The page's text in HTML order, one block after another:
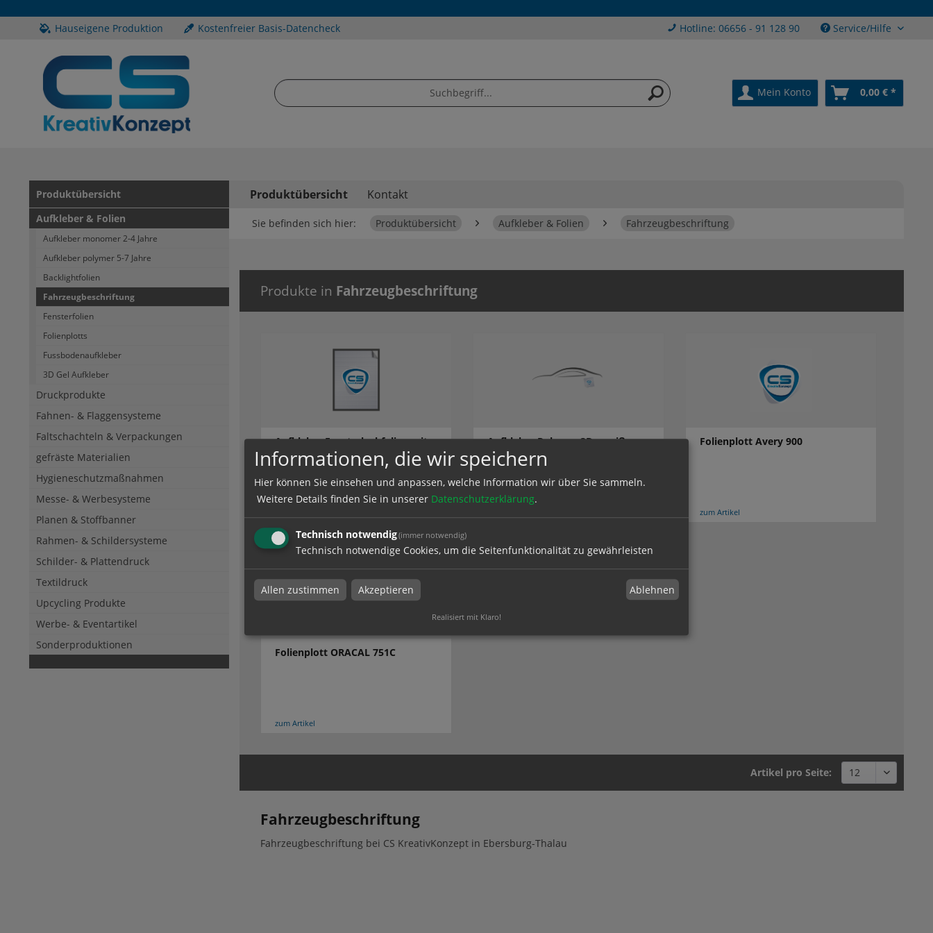
Hauseigene Produktion Kostenfreier Basis-Datencheck Hotline: 06656 - 91 128 90 Service/Hilfe
Mein Konto 0,00 € *
Produktübersicht
Aufkleber & Folien
Aufkleber monomer 2-4 Jahre
Aufkleber polymer 5-7 Jahre
Backlightfolien
Fahrzeugbeschriftung
Fensterfolien
Folienplotts
Fussbodenaufkleber
3D Gel Aufkleber
Druckprodukte
Fahnen- & Flaggensysteme
Faltschachteln & Verpackungen
gefräste Materialien
Hygieneschutzmaßnahmen
Messe- & Werbesysteme
Planen & Stoffbanner
Rahmen- & Schildersysteme
Schilder- & Plattendruck
Textildruck
Upcycling Produkte
Werbe- & Eventartikel
Sonderproduktionen
Produktübersicht Kontakt
Sie befinden sich hier: Produktübersicht Aufkleber & Folien Fahrzeugbeschriftung
Produkte in Fahrzeugbeschriftung
Aufkleber Fensterlochfolie - mit
KFZ Zulassung
Aufkleber Polymer 3D - weiß Folienplott Avery 900
zum Artikel
Folienplott ORACAL 751C
zum Artikel
Artikel pro Seite:
Fahrzeugbeschriftung
Fahrzeugbeschriftung bei CS KreativKonzept in Ebersburg-Thalau
Informationen, die wir speichern
Hier können Sie einsehen und anpassen, welche Information wir über Sie sammeln.
Weitere Details finden Sie in unserer Datenschutzerklärung.
Technisch notwendig(immer notwendig)
Technisch notwendige Cookies, um die Seitenfunktionalität zu gewährleisten
Allen zustimmen Akzeptieren Ablehnen
Realisiert mit Klaro!